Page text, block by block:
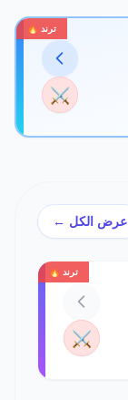
ترند 🔥
⚔️
عرض الكل ←
ترند 🔥
⚔️